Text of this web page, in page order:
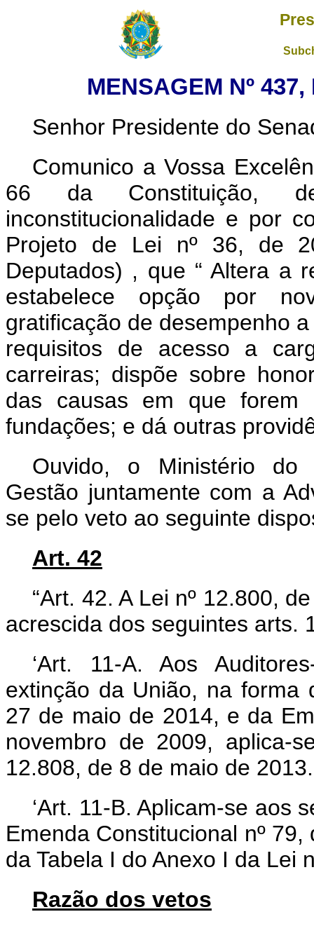
MENSAGEM Nº
Senhor Presidente do
Comunico a Vossa
66 da Constituição,
inconstitucionalidade e por
Projeto de Lei nº 36, de
Deputados) , que “Altera a
estabelece opção por
gratificação de desempenho
requisitos de acesso a
carreiras; dispõe sobre
das causas em que
fundações; e dá outras
Ouvido, o Ministério do
Gestão juntamente com a
se pelo veto ao seguinte
Art. 42
“Art. 42. A Lei nº 12.800,
acrescida dos seguintes arts.
‘Art. 11-A. Aos
extinção da União, na forma
27 de maio de 2014, e da
novembro de 2009, aplica-
12.808, de 8 de maio de
‘Art. 11-B. Aplicam-se aos
Emenda Constitucional nº
da Tabela I do Anexo I da Lei
Razão dos vetos